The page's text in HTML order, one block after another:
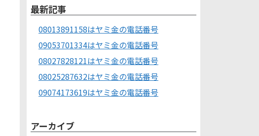
最新記事
08013891158はヤミ金の電話番号
09053701334はヤミ金の電話番号
08027828121はヤミ金の電話番号
08025287632はヤミ金の電話番号
09074173619はヤミ金の電話番号
アーカイブ